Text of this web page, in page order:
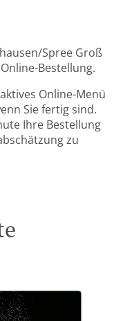
Spree Groß
Bestellung.
Online-Menü
Sie fertig sind.
Ihre Bestellung
zu